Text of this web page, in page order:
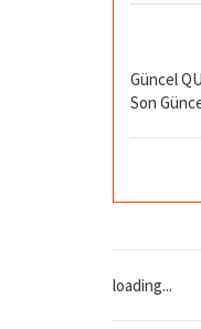
Güncel
Son
loading...